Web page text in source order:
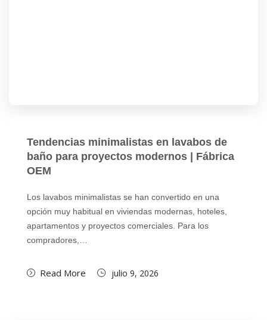
Tendencias minimalistas en lavabos de
baño para proyectos modernos | Fábrica
OEM
Los lavabos minimalistas se han convertido en una
opción muy habitual en viviendas modernas, hoteles,
apartamentos y proyectos comerciales. Para los
compradores,…
Read More julio 9, 2026